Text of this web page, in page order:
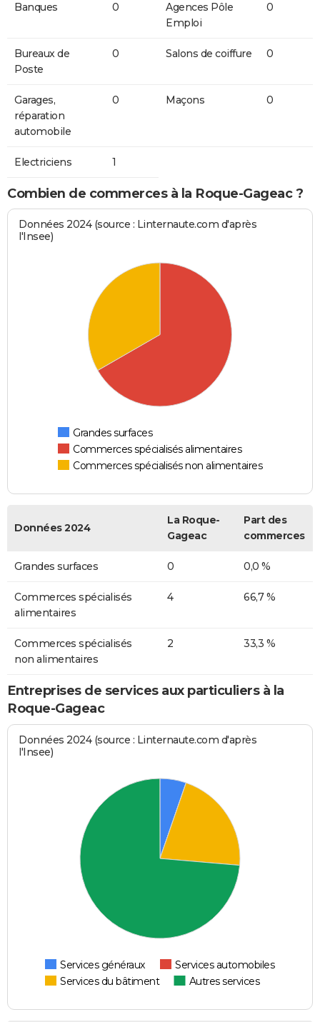
Banques 0
Agences Pôle
Emploi
0
Bureaux de
Poste
0 Salons de coiffure 0
Garages,
réparation
automobile
0 Maçons 0
Electriciens 1
Combien de commerces à la Roque-Gageac ?
Données 2024 (source : Linternaute.com d'après
l'Insee)
Grandes surfaces
Commerces spécialisés alimentaires
Commerces spécialisés non alimentaires
Données 2024
La Roque-
Gageac
Part des
commerces
Grandes surfaces 0 0,0 %
Commerces spécialisés
alimentaires
4 66,7 %
Commerces spécialisés
non alimentaires
2 33,3 %
Entreprises de services aux particuliers à la
Roque-Gageac
Données 2024 (source : Linternaute.com d'après
l'Insee)
Services généraux
Services automobiles
Services du bâtiment
Autres services